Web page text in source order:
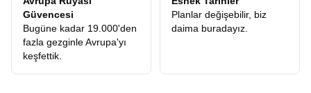
Ödediğiniz ücretin karşılığını, konforlu otellerde, leziz yemeklerde
ve en önemlisi ömür boyu unutamayacağınız anılarda fazlasıyla
alacağınızı garanti ediyoruz.
Uygun Fiyatlı Orta Asya Turu
Kaliteden ödün vermeden ekonomik bir seyahat planlamak
herkesin hakkıdır. Piyasadaki pek çok alternatifin aksine, gizli
Güvencesi
Bugüne kadar 19.000'den
fazla gezginle Avrupa'yı
keşfettik.
Planlar değişebilir, biz
daima buradayız.